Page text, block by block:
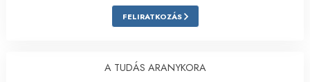
FELIRATKOZÁS
A TUDÁS ARANYKORA